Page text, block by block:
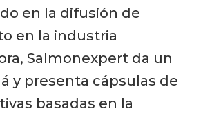
en la difusión de
en la industria
Salmonexpert da un
y presenta cápsulas de
basadas en la